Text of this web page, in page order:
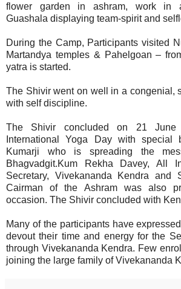
flower garden in ashram, work in
Guashala displaying team-spirit and
During the Camp, Participants visited
Martandya temples & Pahelgoan –
yatra is started.
The Shivir went on well in a congenial,
with self discipline.
The Shivir concluded on 21 June
International Yoga Day with special
Kumarji who is spreading the
Bhagvadgit.Kum Rekha Davey, All
Secretary, Vivekananda Kendra and
Cairman of the Ashram was also
occasion. The Shivir concluded with
Many of the participants have
devout their time and energy for the
through Vivekananda Kendra. Few
joining the large family of Vivekananda